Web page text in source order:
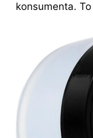
konsumenta.